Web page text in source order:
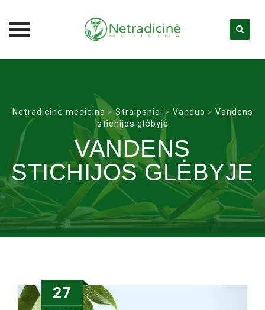
Netradicinė medicina >Straipsniai > Vanduo > Vandens
stichijos glėbyje
VANDENS
STICHIJOS GLĖBYJE
27